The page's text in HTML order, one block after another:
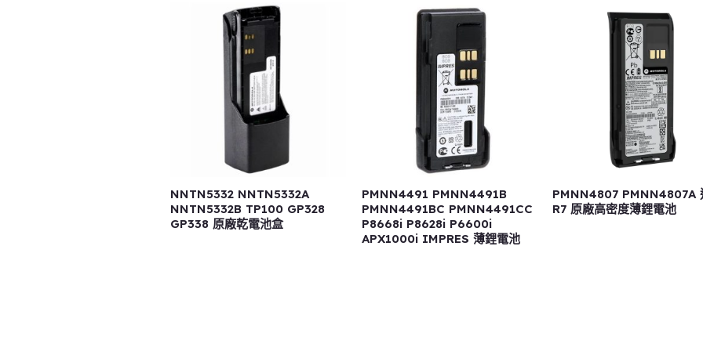
NNTN5332 NNTN5332A
NNTN5332B TP100 GP328
GP338 原廠乾電池盒
PMNN4491 PMNN4491B
PMNN4491BC PMNN4491CC
P8668i P8628i P6600i
APX1000i IMPRES 薄鋰電池
PMNN4807 PMNN4807A
R7 原廠高密度薄鋰電池